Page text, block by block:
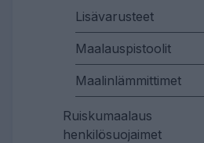
Lisävarusteet
Maalauspistoolit
Maalinlämmittimet
Ruiskumaalaus
henkilösuojaimet